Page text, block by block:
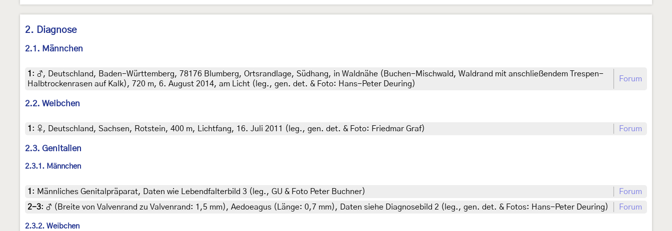
2. Diagnose
2.1. Männchen
1 : ♂, Deutschland, Baden-Württemberg, 78176 Blumberg, Ortsrandlage, Südhang, in Waldnähe (Buchen-Mischwald, Waldrand mit anschließendem Trespen-
Halbtrockenrasen auf Kalk), 720 m, 6. August 2014, am Licht (leg., gen. det. & Foto: Hans-Peter Deuring)
Forum
2.2. Weibchen
1 : ♀, Deutschland, Sachsen, Rotstein, 400 m, Lichtfang, 16. Juli 2011 (leg., gen. det. & Foto: Friedmar Graf) Forum
2.3. Genitalien
2.3.1. Männchen
1 : Männliches Genitalpräparat, Daten wie Lebendfalterbild 3 (leg., GU & Foto Peter Buchner)
Forum
2-3: ♂ (Breite von Valvenrand zu Valvenrand: 1,5 mm), Aedoeagus (Länge: 0,7 mm), Daten siehe Diagnosebild 2 (leg., gen. det. & Fotos: Hans-Peter Deuring) Forum
2.3.2. Weibchen